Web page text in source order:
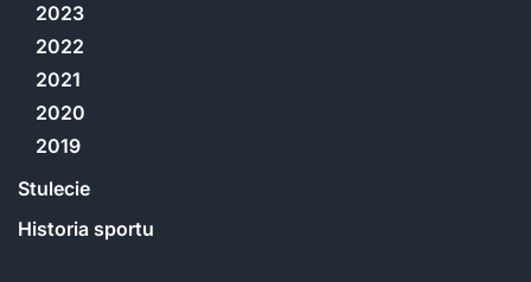
2023
2022
2021
2020
2019
Stulecie
Historia sportu